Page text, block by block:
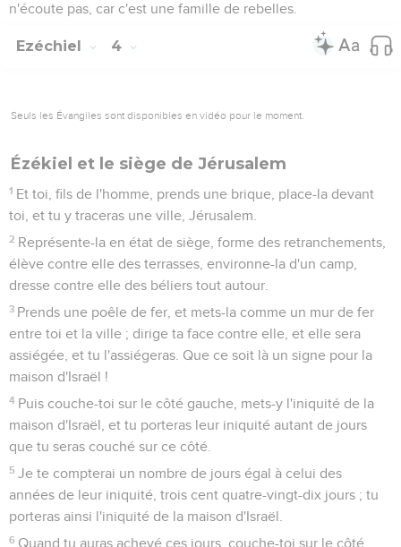
n'écoute pas, car c'est une famille de rebelles.
Ezéchiel 4
Seuls les Évangiles sont disponibles en vidéo pour le moment.
Ézékiel et le siège de Jérusalem
1 Et toi, fils de l'homme, prends une brique, place-la devant
toi, et tu y traceras une ville, Jérusalem.
2 Représente-la en état de siège, forme des retranchements,
élève contre elle des terrasses, environne-la d'un camp,
dresse contre elle des béliers tout autour.
3 Prends une poêle de fer, et mets-la comme un mur de fer
entre toi et la ville ; dirige ta face contre elle, et elle sera
assiégée, et tu l'assiégeras. Que ce soit là un signe pour la
maison d'Israël !
4 Puis couche-toi sur le côté gauche, mets-y l'iniquité de la
maison d'Israël, et tu porteras leur iniquité autant de jours
que tu seras couché sur ce côté.
5 Je te compterai un nombre de jours égal à celui des
années de leur iniquité, trois cent quatre-vingt-dix jours ; tu
porteras ainsi l'iniquité de la maison d'Israël.
6 Quand tu auras achevé ces jours, couche-toi sur le côté